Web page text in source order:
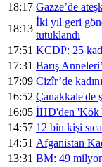
18:17 Gazze’de
18:13
İki yıl geri
tutuklandı
17:51 KCDP: 25
17:31 Barış
17:09 Cizîr’de
16:52 Çanakkale'de
16:05 İHD'den 'Kök
14:57 12 bin kişi
14:51 Afganistan
13:31 BM: 49 milyon